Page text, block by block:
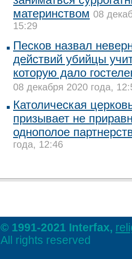
материнством 08
15:29
Песков назвал
действий убийцы
которую дало
08 декабря 2020 года,
Католическая
призывает не
однополое
года, 12:46
© 1991-2021 Interfax,
All rights reserved